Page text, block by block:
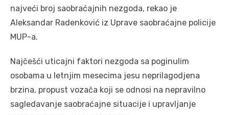
najveći broj saobraćajnih nezgoda, rekao je
Aleksandar Radenković iz Uprave saobraćajne policije
MUP-a.
Najčešći uticajni faktori nezgoda sa poginulim
osobama u letnjim mesecima jesu neprilagodjena
brzina, propust vozača koji se odnosi na nepravilno
sagledavanje saobraćajne situacije i upravljanje